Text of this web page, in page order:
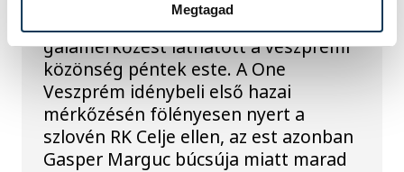
Megtagad
Érzelmekben és gólokban gazdag
gálamérkőzést láthatott a veszprémi
közönség péntek este. A One
Veszprém idénybeli első hazai
mérkőzésén fölényesen nyert a
szlovén RK Celje ellen, az est azonban
Gasper Marguc búcsúja miatt marad